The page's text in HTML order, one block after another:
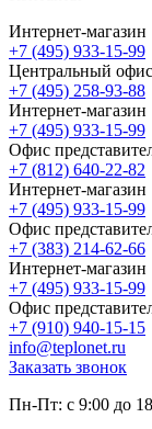
Интернет-магазин
+7 (495) 933-15-99
Центральный офис
+7 (495) 258-93-88
Интернет-магазин
+7 (495) 933-15-99
Офис
+7 (812) 640-22-82
Интернет-магазин
+7 (495) 933-15-99
Офис
+7 (383) 214-62-66
Интернет-магазин
+7 (495) 933-15-99
Офис
+7 (910) 940-15-15
info@teplonet.ru
Заказать звонок
Пн-Пт: с 9:00 до